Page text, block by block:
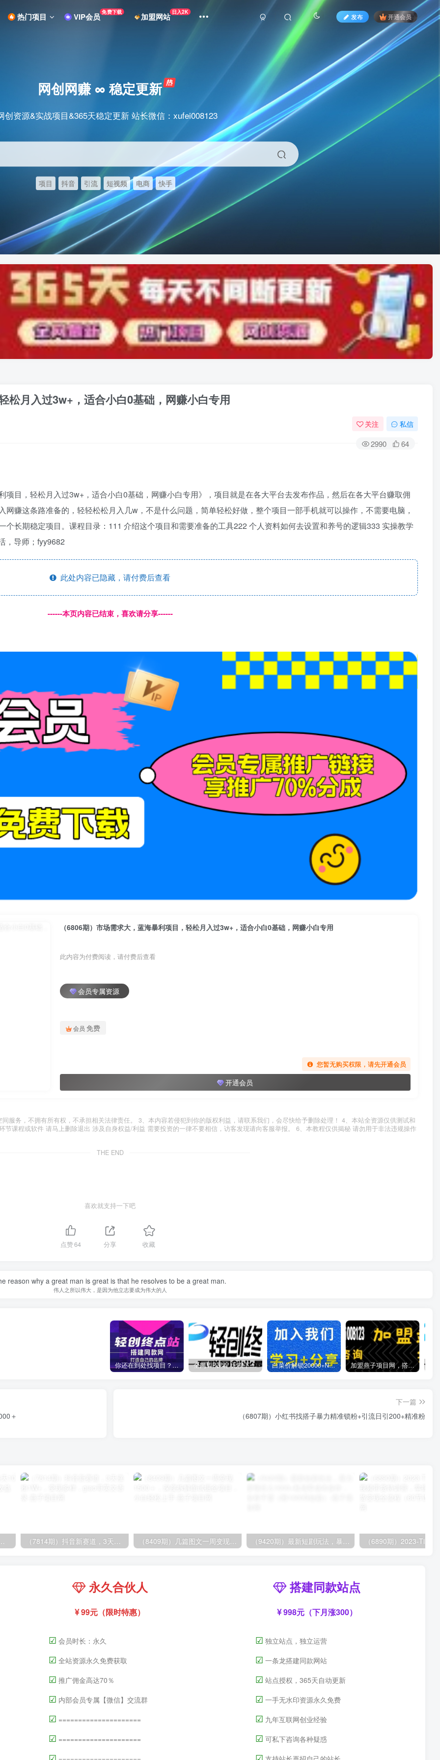
热门项目 VIP会员 免费下载 加盟网站 日入2K
发布 开通会员
网创网赚 ∞ 稳定更新
创资源&实战项目&365天稳定更新 站长微信：xufei008123
项目 抖音 引流 短视频 电商 快手
松月入过3w+，适合小白0基础，网赚小白专用
关注 私信
2990 64
目，轻松月入过3w+，适合小白0基础，网赚小白专用》，项目就是在各大平台去发布作品，然后在各大平台赚取佣
赚这条路准备的，轻轻松松月入几w，不是什么问题，简单轻松好做，整个项目一部手机就可以操作，不需要电脑，
长期稳定项目。课程目录：111 介绍这个项目和需要准备的工具222 个人资料如何去设置和养号的逻辑333 实操教学
，导师；fyy9682
此处内容已隐藏，请付费后查看
------本页内容已结束，喜欢请分享------
（6806期）市场需求大，蓝海暴利项目，轻松月入过3w+，适合小白0基础，网赚小白专用
此内容为付费阅读，请付费后查看
会员专属资源
会员 免费
您暂无购买权限，请先开通会员
开通会员
服务，不拥有所有权，不承担相关法律责任。 3、本内容若侵犯到你的版权利益，请联系我们，会尽快给予删除处理！ 4、本站全资源仅供测试和
课程或软件 请马上删除退出 涉及自身权益/利益 需要投资的一律不要相信，访客发现请向客服举报。 6、本教程仅供揭秘 请勿用于非法违规操作
THE END
喜欢就支持一下吧
点赞64 分享 收藏
reason why a great man is great is that he resolves to be a great man.
伟人之所以伟大，是因为他立志要成为伟大的人
你还在到处找项目？还在当韭菜？我靠卖项目一个月收入5万+，曾经我也是个失败者。 全网VIP课程 无损下载~ 白菜价解锁20000+N个赚钱机会，加入燕子项目网会员，全站资源免费学习。 加盟燕子项目网，搭建同款项目资源站，实现日入2000+
＋
下一篇
（6807期）小红书找搭子暴力精准锁粉+引流日引200+精准粉
5000+，从0到1赚收益教程 （7814期）抖音新赛道，3天涨粉1W+，变现多样，giao哥英文语录 （8409期）几篇图文一周变现1500＋，深度拆解面试掘金项目，小白轻松上手 （9420期）最新短剧玩法，暴力变现日入1000+私域零成本操作，全程干货（附1400G短剧）
永久合伙人
99元（限时特惠）
☑ 会员时长：永久
☑ 全站资源永久免费获取
☑ 推广佣金高达70％
☑ 内部会员专属【微信】交流群
☑ =====================
☑ =====================
搭建同款站点
998元（下月涨300）
☑ 独立站点，独立运营
☑ 一条龙搭建同款网站
☑ 站点授权，365天自动更新
☑ 一手无水印资源永久免费
☑ 九年互联网创业经验
☑ 可私下咨询各种疑惑